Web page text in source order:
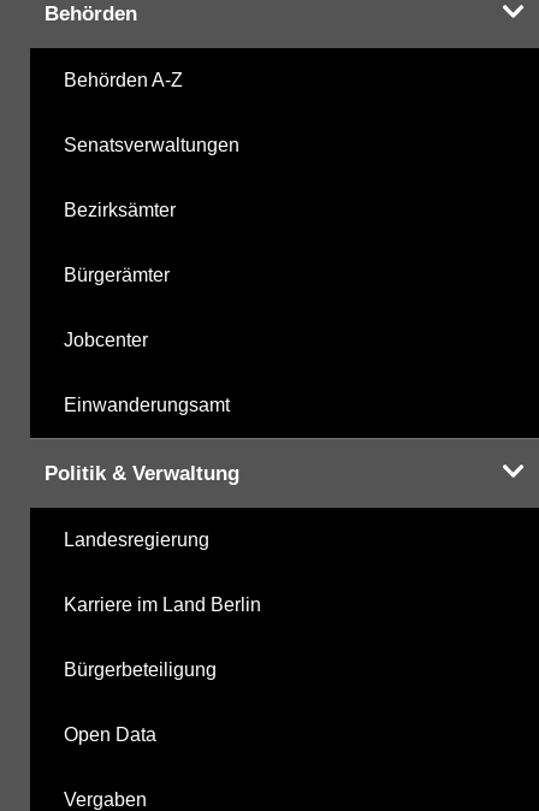
Behörden
Behörden A-Z
Senatsverwaltungen
Bezirksämter
Bürgerämter
Jobcenter
Einwanderungsamt
Politik & Verwaltung
Landesregierung
Karriere im Land Berlin
Bürgerbeteiligung
Open Data
Vergaben